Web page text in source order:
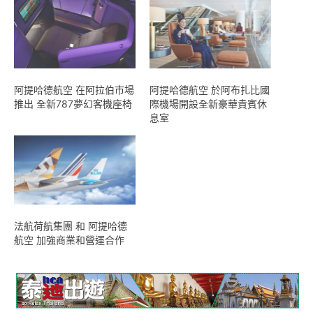
阿提哈德航空 在阿拉伯市場
推出 全新787夢幻客機座椅
阿提哈德航空 於阿布扎比國
際機場開設全新豪華貴賓休
息室
法航荷航集團 和 阿提哈德
航空 加強商業和營運合作